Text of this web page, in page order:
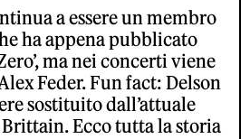
a essere un membro
ha appena pubblicato
ma nei concerti viene
Feder. Fun fact: Delson
sostituito dall’attuale
Ecco tutta la storia